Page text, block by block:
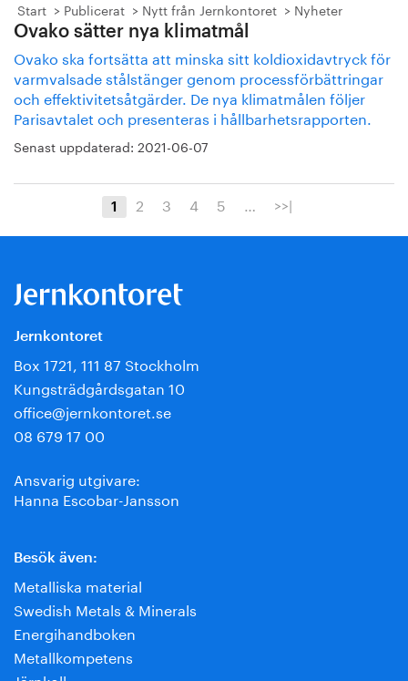
Start Publicerat Nytt från Jernkontoret Nyheter
Ovako sätter nya klimatmål
Ovako ska fortsätta att minska sitt koldioxidavtryck för
varmvalsade stålstänger genom processförbättringar
och effektivitetsåtgärder. De nya klimatmålen följer
Parisavtalet och presenteras i hållbarhetsrapporten.
Senast uppdaterad: 2021-06-07
1 2 3 4 5 … >>|
Jernkontoret
Box 1721, 111 87 Stockholm
Kungsträdgårdsgatan 10
office@jernkontoret.se
08 679 17 00
Ansvarig utgivare:
Hanna Escobar-Jansson
Besök även:
Metalliska material
Swedish Metals & Minerals
Energihandboken
Metallkompetens